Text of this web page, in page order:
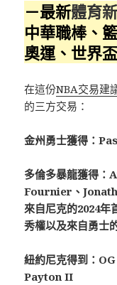
－最新體育
中華職棒、
奧運、世界
在這份NBA交易建
的三方交易：
金州勇士獲得：
多倫多暴龍獲得
Fournier、
來自尼克的2024年
秀權以及來自勇士
紐約尼克得到：
Payton II